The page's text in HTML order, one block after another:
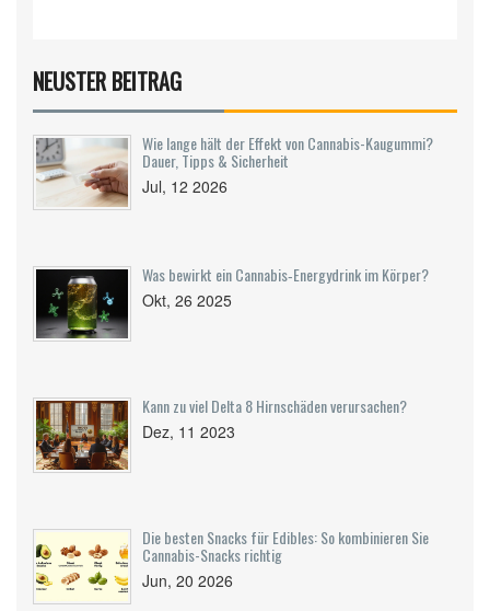
NEUSTER BEITRAG
Wie lange hält der Effekt von Cannabis-Kaugummi?
Dauer, Tipps & Sicherheit
Jul, 12 2026
Was bewirkt ein Cannabis‑Energydrink im Körper?
Okt, 26 2025
Kann zu viel Delta 8 Hirnschäden verursachen?
Dez, 11 2023
Die besten Snacks für Edibles: So kombinieren Sie
Cannabis-Snacks richtig
Jun, 20 2026